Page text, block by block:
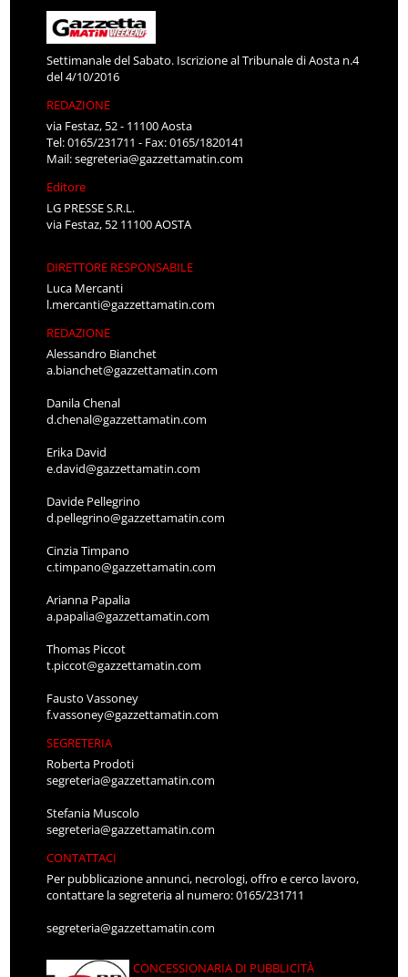
Settimanale del Sabato. Iscrizione al Tribunale di Aosta n.4
del 4/10/2016
REDAZIONE
via Festaz, 52 - 11100 Aosta
Tel: 0165/231711 - Fax: 0165/1820141
Mail:segreteria@gazzettamatin.com
Editore
LG PRESSE S.R.L.
via Festaz, 52 11100 AOSTA
DIRETTORE RESPONSABILE
Luca Mercanti
l.mercanti@gazzettamatin.com
REDAZIONE
Alessandro Bianchet
a.bianchet@gazzettamatin.com
Danila Chenal
d.chenal@gazzettamatin.com
Erika David
e.david@gazzettamatin.com
Davide Pellegrino
d.pellegrino@gazzettamatin.com
Cinzia Timpano
c.timpano@gazzettamatin.com
Arianna Papalia
a.papalia@gazzettamatin.com
Thomas Piccot
t.piccot@gazzettamatin.com
Fausto Vassoney
f.vassoney@gazzettamatin.com
SEGRETERIA
Roberta Prodoti
segreteria@gazzettamatin.com
Stefania Muscolo
segreteria@gazzettamatin.com
CONTATTACI
Per pubblicazione annunci, necrologi, offro e cerco lavoro,
contattare la segreteria al numero: 0165/231711
segreteria@gazzettamatin.com
CONCESSIONARIA DI PUBBLICITÀ